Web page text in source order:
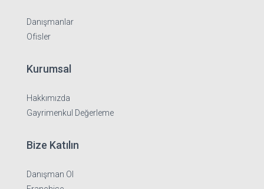
Danışmanlar
Ofisler
Kurumsal
Hakkımızda
Gayrimenkul Değerleme
Bize Katılın
Danışman Ol